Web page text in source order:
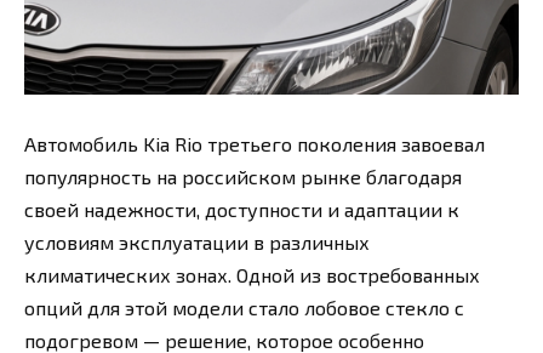
Автомобиль Kia Rio третьего поколения завоевал
популярность на российском рынке благодаря
своей надежности, доступности и адаптации к
условиям эксплуатации в различных
климатических зонах. Одной из востребованных
опций для этой модели стало лобовое стекло с
подогревом — решение, которое особенно